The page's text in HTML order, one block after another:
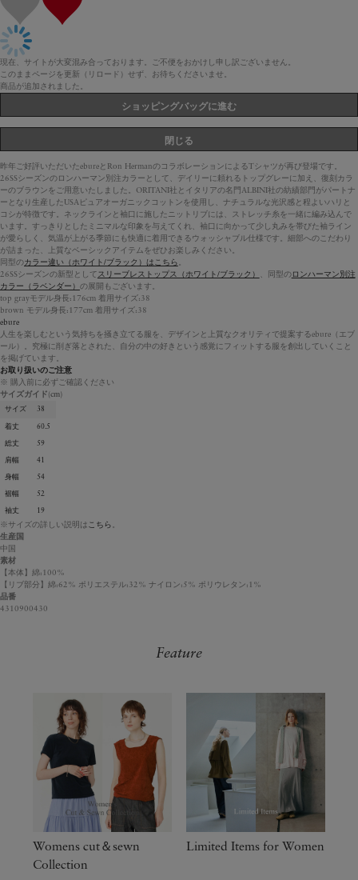
現在、サイトが大変混み合っております。ご不便をおかけし申し訳ございません。
このままページを更新（リロード）せず、お待ちくださいませ。
商品が追加されました。
ショッピングバッグに進む
閉じる
昨年ご好評いただいたebureとRon HermanのコラボレーションによるTシャツが再び登場です。
26SSシーズンのロンハーマン別注カラーとして、デイリーに頼れるトップグレーに加え、復刻カラ
ーのブラウンをご用意いたしました。ORITANI社とイタリアの名門ALBINI社の紡績部門がパートナ
ーとなり生産したUSAピュアオーガニックコットンを使用し、ナチュラルな光沢感と程よいハリと
コシが特徴です。ネックラインと袖口に施したニットリブには、ストレッチ糸を一緒に編み込んで
います。すっきりとしたミニマルな印象を与えてくれ、袖口に向かって少し丸みを帯びた袖ライン
が愛らしく、気温が上がる季節にも快適に着用できるウォッシャブル仕様です。細部へのこだわり
が詰まった、上質なベーシックアイテムをぜひお楽しみください。
同型のカラー違い（ホワイト/ブラック）はこちら。
26SSシーズンの新型としてスリーブレストップス（ホワイト/ブラック） 、同型のロンハーマン別注
カラー（ラベンダー） の展開もございます。
top grayモデル身長:176cm 着用サイズ:38
brown モデル身長:177cm 着用サイズ:38
ebure
人生を楽しむという気持ちを掻き立てる服を、デザインと上質なクオリティで提案するebure（エブ
ール）。究極に削ぎ落とされた、自分の中の好きという感覚にフィットする服を創出していくこと
を掲げています。
お取り扱いのご注意
※ 購入前に必ずご確認ください
サイズガイド(cm)
サイズ 38
着丈 60.5
総丈 59
肩幅 41
身幅 54
裾幅 52
袖丈 19
※サイズの詳しい説明はこちら。
生産国
中国
素材
【本体】綿:100%
【リブ部分】綿:62% ポリエステル:32% ナイロン:5% ポリウレタン:1%
品番
4310900430
Feature
Womens cut＆sewn
Collection
Limited Items for Women